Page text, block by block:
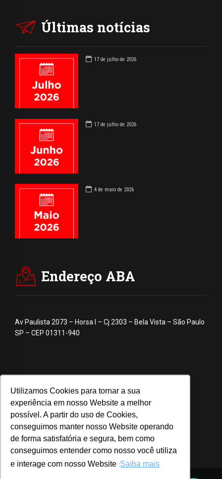
Utilizamos Cookies para tornar a sua
experiência em nosso Website a melhor
possível. A partir do uso de Cookies,
conseguimos manter nosso Website operando
de forma satisfatória e segura, bem como
conseguimos entender como nosso você utiliza
e interage com nosso Website Saiba mais
Últimas notícias
17 de julho de 2026
17 de julho de 2026
4 de maio de 2026
Endereço ABA
Av Paulista 2073 – Horsa I – Cj 2303 – Bela Vista – São Paulo
SP – CEP 01311-940